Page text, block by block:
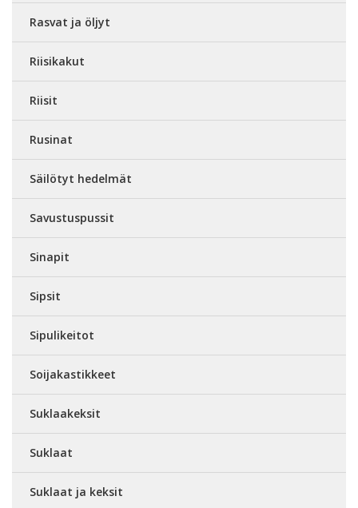
Rasvat ja öljyt
Riisikakut
Riisit
Rusinat
Säilötyt hedelmät
Savustuspussit
Sinapit
Sipsit
Sipulikeitot
Soijakastikkeet
Suklaakeksit
Suklaat
Suklaat ja keksit